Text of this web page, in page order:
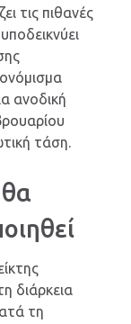
τις πιθανές
ανοδική
τάση.
διάρκεια
τη